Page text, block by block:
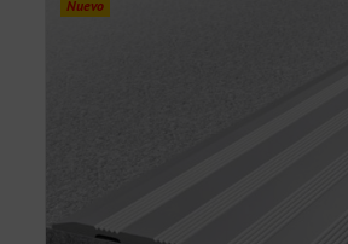
Nuevo